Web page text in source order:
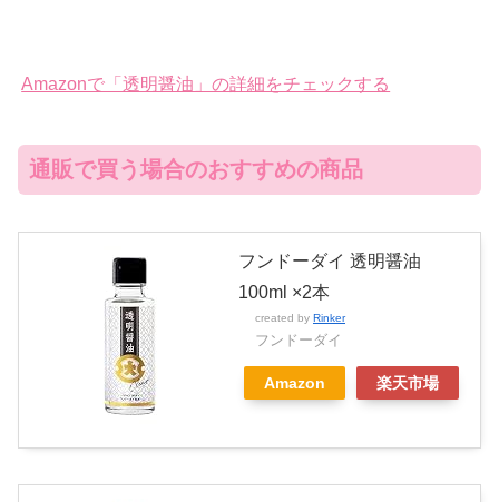
Amazonで「透明醤油」の詳細をチェックする
通販で買う場合のおすすめの商品
フンドーダイ 透明醤油
100ml ×2本
created by Rinker
フンドーダイ
Amazon 楽天市場